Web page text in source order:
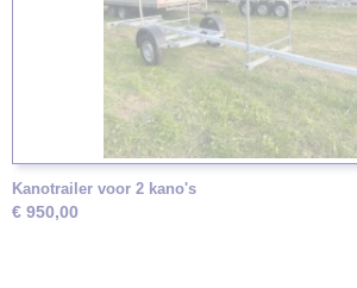
Kanotrailer voor 2 kano's
€ 950,00